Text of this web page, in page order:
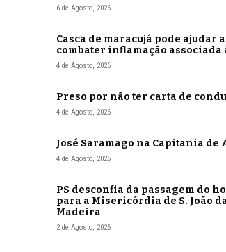
6 de Agosto, 2026
Casca de maracujá pode ajudar a
combater inflamação associada
4 de Agosto, 2026
Preso por não ter carta de
4 de Agosto, 2026
José Saramago na Capitania de
4 de Agosto, 2026
PS desconfia da passagem do
para a Misericórdia de S. João
Madeira
2 de Agosto, 2026